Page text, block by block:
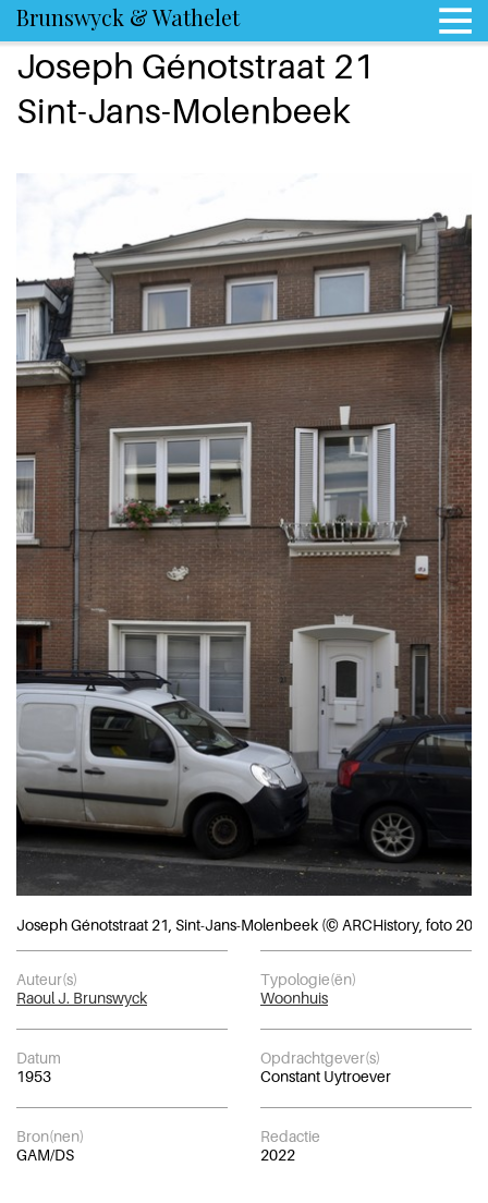
Brunswyck & Wathelet
Joseph Génotstraat 21
Sint-Jans-Molenbeek
Joseph Génotstraat 21, Sint-Jans-Molenbeek (© ARCHistory, foto
Auteur(s)
Raoul J. Brunswyck
Typologie(ën)
Woonhuis
Datum
1953
Opdrachtgever(s)
Constant Uytroever
Bron(nen)
GAM/DS
Redactie
2022